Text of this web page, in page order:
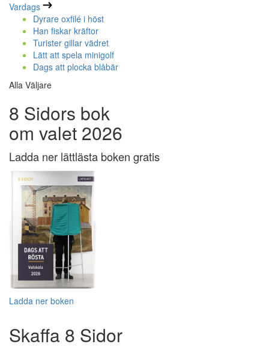
Vardags
Dyrare oxfilé i höst
Han fiskar kräftor
Turister gillar vädret
Lätt att spela minigolf
Dags att plocka blåbär
Alla Väljare
8 Sidors bok
om valet 2026
Ladda ner lättlästa boken gratis
Ladda ner boken
Skaffa 8 Sidor